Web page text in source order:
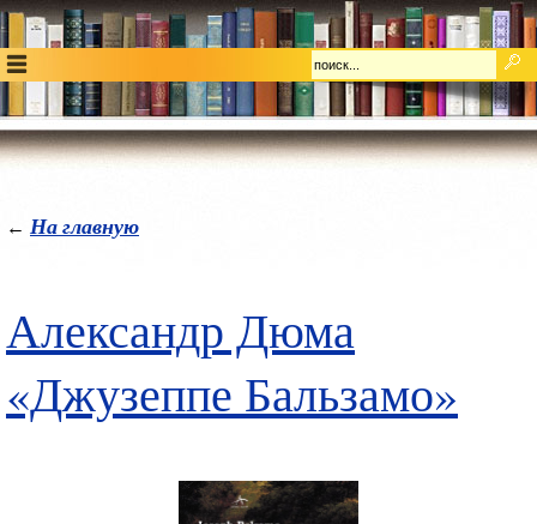
← На главную
Александр Дюма
«Джузеппе Бальзамо»